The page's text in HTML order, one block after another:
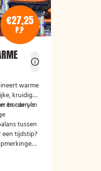
€27,25
P.P
warme
kruidige
en curry’s
tussen
borden en
tijdstip?